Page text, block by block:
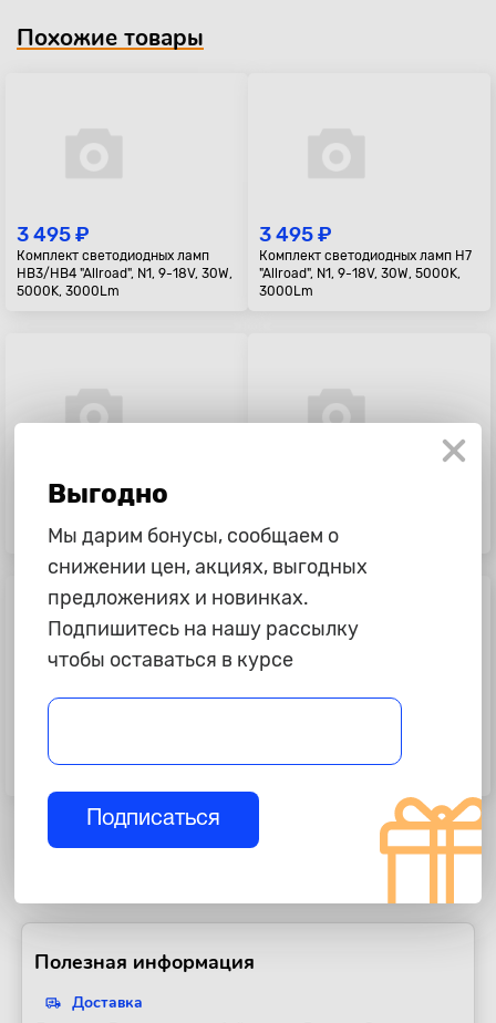
Похожие товары
3 495 ₽
Комплект светодиодных ламп
HB3/HB4 "Allroad", N1, 9-18V, 30W,
5000K, 3000Lm
3 495 ₽
Комплект светодиодных ламп H7
"Allroad", N1, 9-18V, 30W, 5000K,
3000Lm
995 ₽
Atomx, R, 12-24V, 2шт
Комплект светодиодных Bi-Led
Светодиоды P21W "Lumen", Atomx,
Полезная информация
Доставка
Выгодно
Мы дарим бонусы, сообщаем о
снижении цен, акциях, выгодных
предложениях и новинках.
Подпишитесь на нашу рассылку
чтобы оставаться в курсе
Подписаться